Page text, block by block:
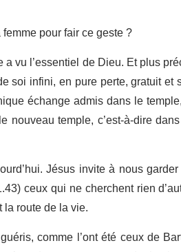
pour fair ce geste ?
vu l’essentiel de Dieu. Et plus
soi infini, en pure perte, gratuit
échange admis dans le
nouveau temple, c’est-à-dire
Jésus invite à nous
ceux qui ne cherchent rien
route de la vie.
comme l’ont été ceux de